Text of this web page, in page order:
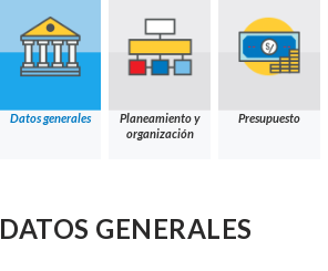
Datos generales
Planeamiento y
organización
Presupuesto
DATOS GENERALES